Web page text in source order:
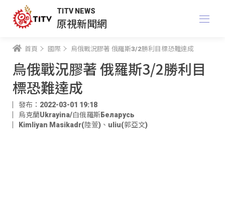
TITV NEWS
原視新聞網
首頁 國際 烏俄戰況膠著 俄羅斯3/2勝利目標恐難達成
烏俄戰況膠著 俄羅斯3/2勝利目
標恐難達成
發布：2022-03-01 19:18
烏克蘭Ukrayina/白俄羅斯Беларусь
Kimliyan Masikadr(陸萱) 、 uliu(郭亞文)